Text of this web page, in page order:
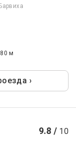
м
›
9.8 / 10